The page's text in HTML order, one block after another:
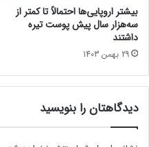
درد پهلو
خستگی
احساس ناخوشی
کاهش وزن
تب خفیف
استخوان درد
بیشتر اروپایی‌ها احتمالاً تا کمتر از
سه‌هزار سال پیش پوست تیره
داشتند
29 بهمن 1403
دیدگاهتان را بنویسید